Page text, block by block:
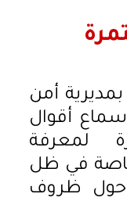
أمن
أقوال
لمعرفة
في ظل
حول ظروف